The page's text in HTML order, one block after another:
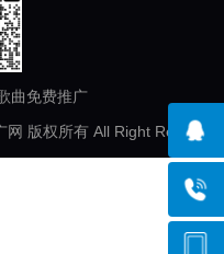
曲免费推广
版权所有 All Right Reserved